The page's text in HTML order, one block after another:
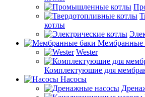
котлы
Мембранные
Wester
Комплектуюшие для
Насосы